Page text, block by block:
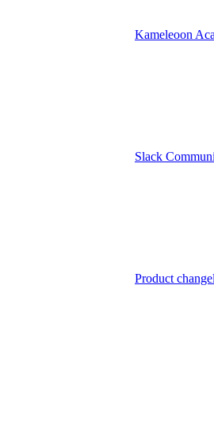
Kameleoon
Slack
Product